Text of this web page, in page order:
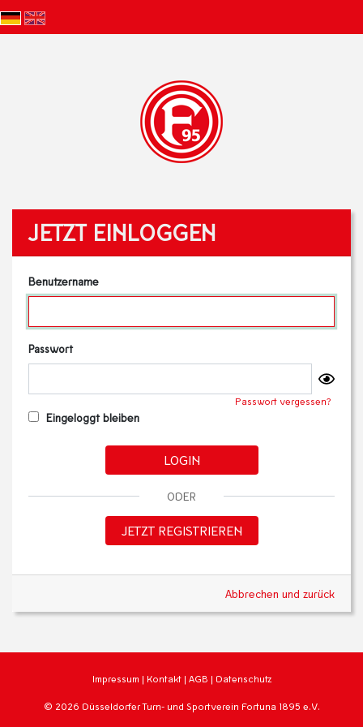
JETZT EINLOGGEN
Benutzername
Passwort
Passwort vergessen?
Eingeloggt bleiben
LOGIN
ODER
JETZT REGISTRIEREN
Abbrechen und zurück
Impressum | Kontakt | AGB | Datenschutz
© 2026 Düsseldorfer Turn- und Sportverein Fortuna 1895 e.V.